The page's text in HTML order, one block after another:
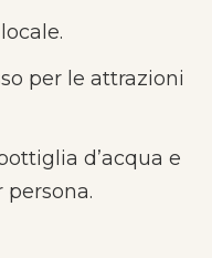
per le attrazioni
d’acqua e